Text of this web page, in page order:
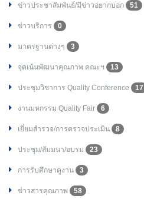
ข่าวประชาสัมพันธ์/มีข่าวอยากบอก 51
ข่าวบริการ 0
มาตรฐานต่างๆ 3
จุดเน้นพัฒนาคุณภาพ คณะฯ 13
ประชุมวิชาการ Quality Conference 17
งานมหกรรม Quality Fair 6
เยี่ยมสำรวจ/การตรวจประเมิน 8
ประชุม/สัมมนา/อบรม 23
การรับศึกษาดูงาน 3
ข่าวสารคุณภาพ 58